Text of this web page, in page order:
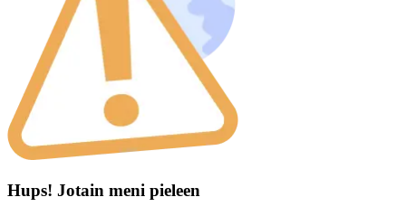
Hups! Jotain meni pieleen